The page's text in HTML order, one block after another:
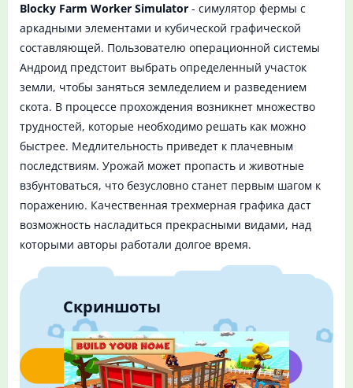
Blocky Farm Worker Simulator - симулятор фермы с
аркадными элементами и кубической графической
составляющей. Пользователю операционной системы
Андроид предстоит выбрать определенный участок
земли, чтобы заняться земледелием и разведением
скота. В процессе прохождения возникнет множество
трудностей, которые необходимо решать как можно
быстрее. Медлительность приведет к плачевным
последствиям. Урожай может пропасть и животные
взбунтоваться, что безусловно станет первым шагом к
поражению. Качественная трехмерная графика даст
возможность насладиться прекрасными видами, над
которыми авторы работали долгое время.
Скриншоты